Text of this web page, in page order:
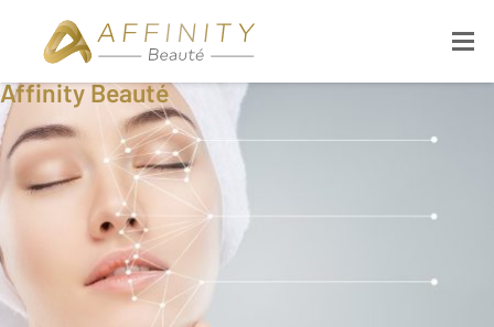
Affinity Beauté